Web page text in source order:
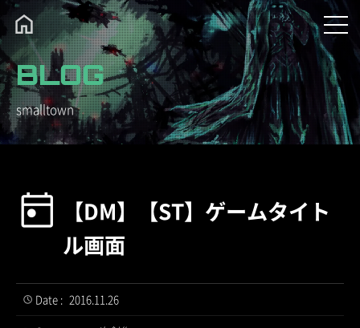
BLOG
smalltown
【DM】【ST】ゲームタイト
ル画面
Date : 2016.11.26